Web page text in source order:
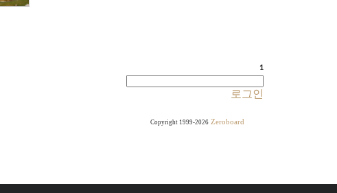
1
로그인
Copyright 1999-2026 Zeroboard